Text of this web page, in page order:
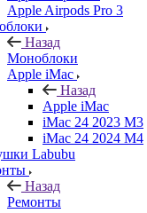
Apple Airpods Pro 3
Назад
Моноблоки
Apple iMac
Назад
Apple iMac
iMac 24 2023 M3
iMac 24 2024 M4
Labubu
Назад
Ремонты